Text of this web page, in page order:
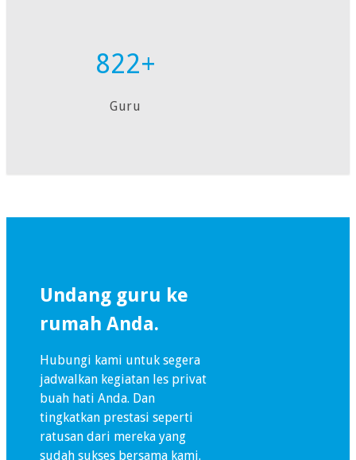
822+
Guru
Undang guru ke
rumah Anda.
Hubungi kami untuk segera
jadwalkan kegiatan les privat
buah hati Anda. Dan
tingkatkan prestasi seperti
ratusan dari mereka yang
sudah sukses bersama kami.